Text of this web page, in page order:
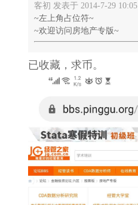
客初 发表于 2014-7-29 10:05
~左上角占位符~
~欢迎访问房地产专版~
已收藏，求币。